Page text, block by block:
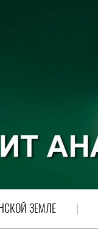
ЗЕМЛЕ